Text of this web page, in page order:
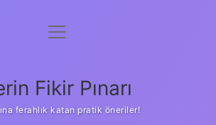
Gizlilik Politikası
Yasal Uyarı
menüyü
Fikir Pınarı
ferahlık katan pratik öneriler!